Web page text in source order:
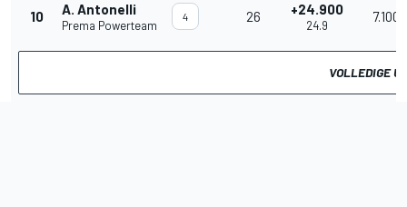
10 A. Antonelli
Prema Powerteam
4 26 +24.900
24.9
7.100
VOLLEDIGE